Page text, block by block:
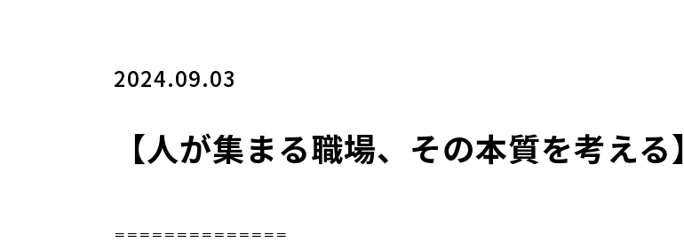
2024.09.03
【人が集まる職場、その本質を考える】
＝＝＝＝＝＝＝＝＝＝＝＝＝＝